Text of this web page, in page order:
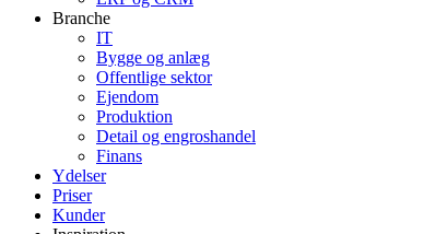
Branche
IT
Bygge og anlæg
Offentlige sektor
Ejendom
Produktion
Detail og engroshandel
Finans
Ydelser
Priser
Kunder